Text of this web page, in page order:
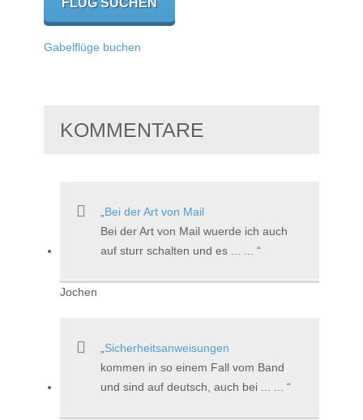
Gabelflüge buchen
KOMMENTARE
Bei der Art von Mail
Bei der Art von Mail wuerde ich auch
auf sturr schalten und es ... ...
Jochen
Sicherheitsanweisungen
kommen in so einem Fall vom Band
und sind auf deutsch, auch bei ... ...